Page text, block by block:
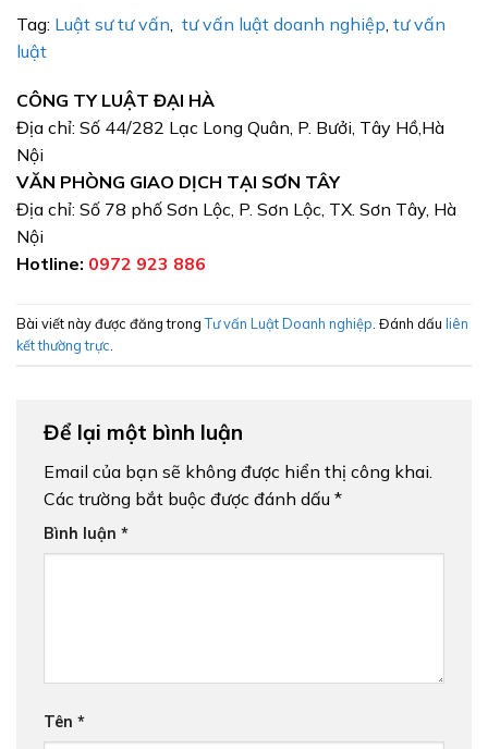
Tag: Luật sư tư vấn tư vấn luật doanh nghiệp tư vấn
luật
CÔNG TY LUẬT ĐẠI HÀ
Địa chỉ: Số 44/282 Lạc Long Quân, P. Bưởi, Tây Hồ,Hà
Nội
VĂN PHÒNG GIAO DỊCH TẠI SƠN TÂY
Địa chỉ: Số 78 phố Sơn Lộc, P. Sơn Lộc, TX. Sơn Tây, Hà
Nội
Hotline: 0972 923 886
Bài viết này được đăng trongTư vấn Luật Doanh nghiệp . Đánh dấu liên
kết thường trực
Để lại một bình luận
Email của bạn sẽ không được hiển thị công khai.
Các trường bắt buộc được đánh dấu *
Bình luận *
Tên *